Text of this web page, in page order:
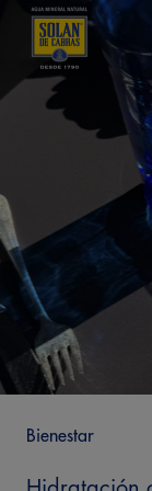
Bienestar